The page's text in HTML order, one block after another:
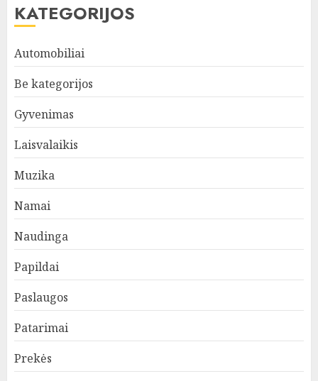
KATEGORIJOS
Automobiliai
Be kategorijos
Gyvenimas
Laisvalaikis
Muzika
Namai
Naudinga
Papildai
Paslaugos
Patarimai
Prekės